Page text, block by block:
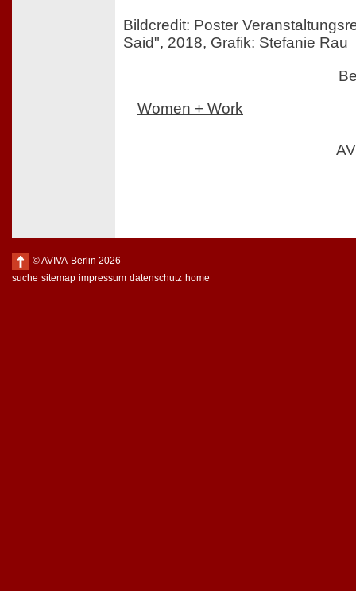
Bildcredit: Poster
Said", 2018, Grafik: Stefanie Rau
Women + Work
© AVIVA-Berlin 2026
suche sitemap impressum datenschutz home